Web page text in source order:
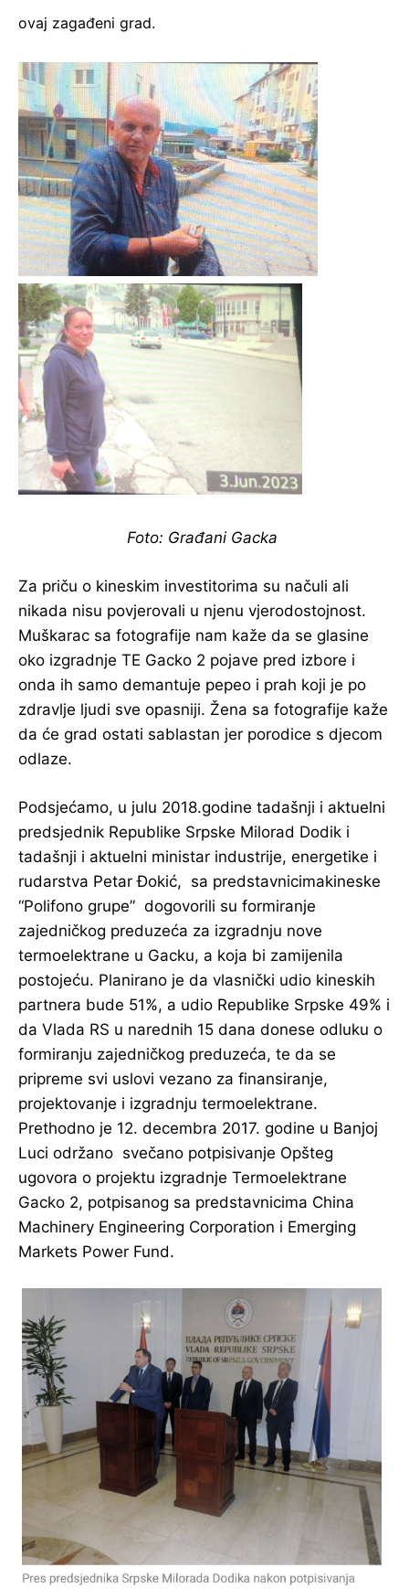
ovaj zagađeni grad.
Foto: Građani Gacka
Za priču o kineskim investitorima su načuli ali
nikada nisu povjerovali u njenu vjerodostojnost.
Muškarac sa fotografije nam kaže da se glasine
oko izgradnje TE Gacko 2 pojave pred izbore i
onda ih samo demantuje pepeo i prah koji je po
zdravlje ljudi sve opasniji. Žena sa fotografije kaže
da će grad ostati sablastan jer porodice s djecom
odlaze.
Podsjećamo, u julu 2018.godine tadašnji i aktuelni
predsjednik Republike Srpske Milorad Dodik i
tadašnji i aktuelni ministar industrije, energetike i
rudarstva Petar Đokić, sa predstavnicimakineske
“Polifono grupe” dogovorili su formiranje
zajedničkog preduzeća za izgradnju nove
termoelektrane u Gacku, a koja bi zamijenila
postojeću. Planirano je da vlasnički udio kineskih
partnera bude 51%, a udio Republike Srpske 49% i
da Vlada RS u narednih 15 dana donese odluku o
formiranju zajedničkog preduzeća, te da se
pripreme svi uslovi vezano za finansiranje,
projektovanje i izgradnju termoelektrane.
Prethodno je 12. decembra 2017. godine u Banjoj
Luci održano svečano potpisivanje Opšteg
ugovora o projektu izgradnje Termoelektrane
Gacko 2, potpisanog sa predstavnicima China
Machinery Engineering Corporation i Emerging
Markets Power Fund.